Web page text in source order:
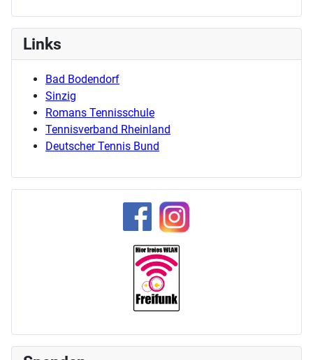
Links
Bad Bodendorf
Sinzig
Romans Tennisschule
Tennisverband Rheinland
Deutscher Tennis Bund